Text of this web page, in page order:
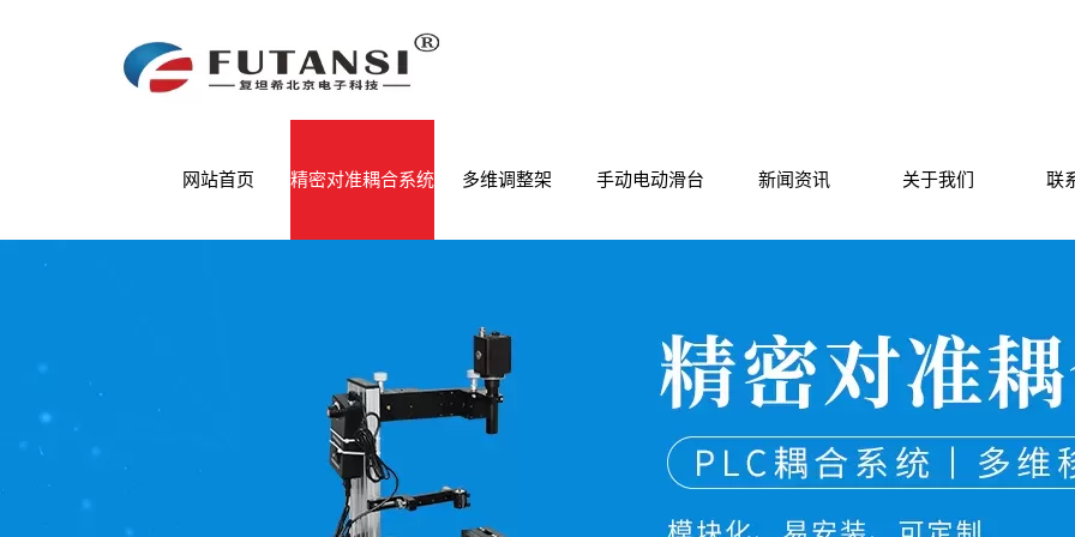
网站首页 精密对准耦合系统 多维调整架 手动电动滑台 新闻资讯 关于我们 联